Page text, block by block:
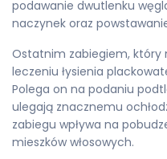
podawanie dwutlenku
naczynek oraz
Ostatnim zabiegiem, który
leczeniu łysienia
Polega on na podaniu
ulegają znacznemu
zabiegu wpływa na
mieszków włosowych.